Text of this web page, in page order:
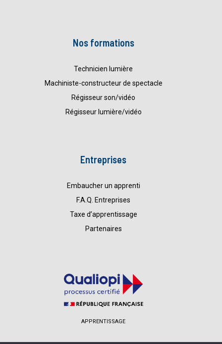
Nos formations
Technicien lumière
Machiniste-constructeur de spectacle
Régisseur son/vidéo
Régisseur lumière/vidéo
Entreprises
Embaucher un apprenti
F.A.Q. Entreprises
Taxe d’apprentissage
Partenaires
APPRENTISSAGE